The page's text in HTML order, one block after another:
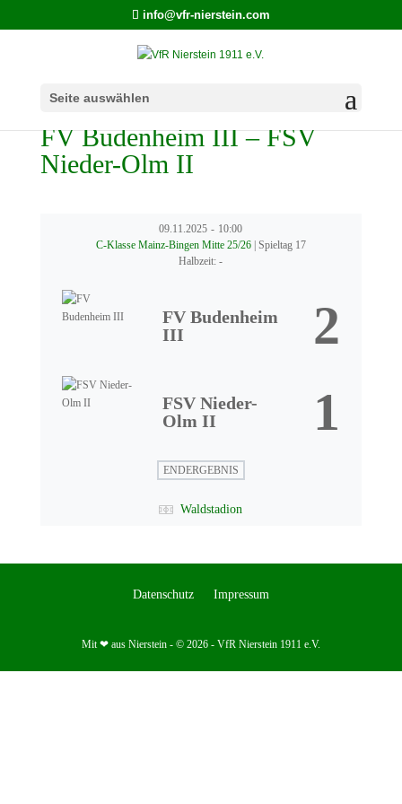
info@vfr-nierstein.com
Seite auswählen
FV Budenheim III – FSV
Nieder-Olm II
09.11.2025 - 10:00
C-Klasse Mainz-Bingen Mitte 25/26 | Spieltag 17
Halbzeit: -
FV Budenheim
III
2
FSV Nieder-
Olm II
1
ENDERGEBNIS
Waldstadion
Datenschutz Impressum
Mit ❤ aus Nierstein - © 2026 - VfR Nierstein 1911 e.V.